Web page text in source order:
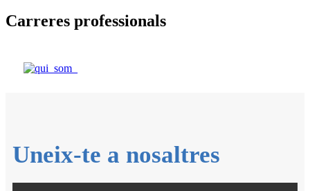
Carreres professionals
Uneix-te a nosaltres